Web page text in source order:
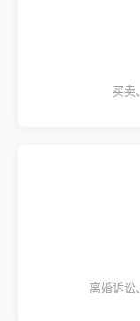
买卖
离婚诉讼